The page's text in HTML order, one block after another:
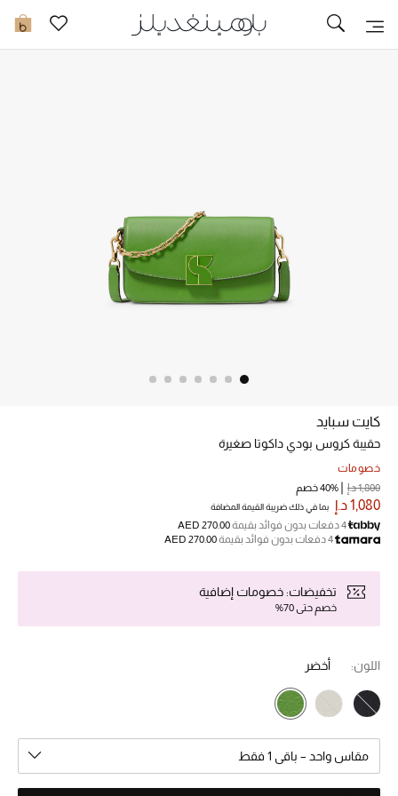
0 تخفيضات
خصم حتى 70%
تسوقوا الآن
ما وصلنا حديثاً
ما وصلنا حديثاً
الموسم الجديد
النساء
الحقائب النسائية
أحذية النسائية
كايت سبايد
حقيبة كروس بودي داكوتا صغيرة
خصومات
1,080 د.إ بما في ذلك ضريبة القيمة المضافة
1,800 د.إ 40% خصم
4 دفعات بدون فوائد بقيمة
AED 270.00
4 دفعات بدون فوائد بقيمة
AED 270.00
تخفيضات: خصومات إضافية
خصم حتى 70%
اللون: أخضر
مقاس واحد – باقي 1 فقط